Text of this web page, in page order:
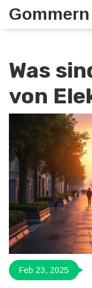
Was
von
Feb 23, 2025